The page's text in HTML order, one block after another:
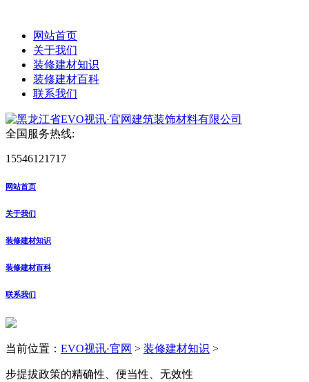
网站首页
关于我们
装修建材知识
装修建材百科
联系我们
全国服务热线:
15546121717
网站首页
关于我们
装修建材知识
装修建材百科
联系我们
当前位置： EVO视讯·官网 > 装修建材知识 >
步提拔政策的精确性、便当性、无效性